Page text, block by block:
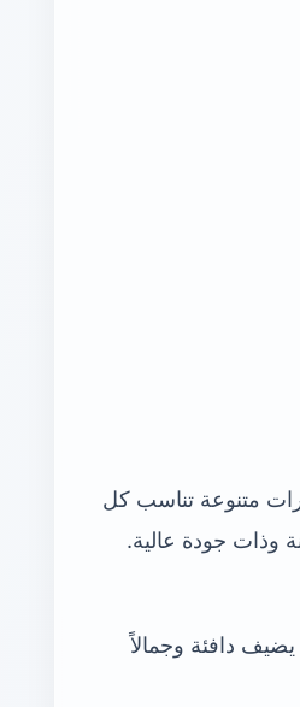
متنوعة تناسب كل
وذات جودة عالية.
دافئة وجمالاً